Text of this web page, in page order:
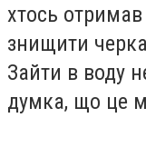
хтось
знищити
Зайти в воду
думка, що це